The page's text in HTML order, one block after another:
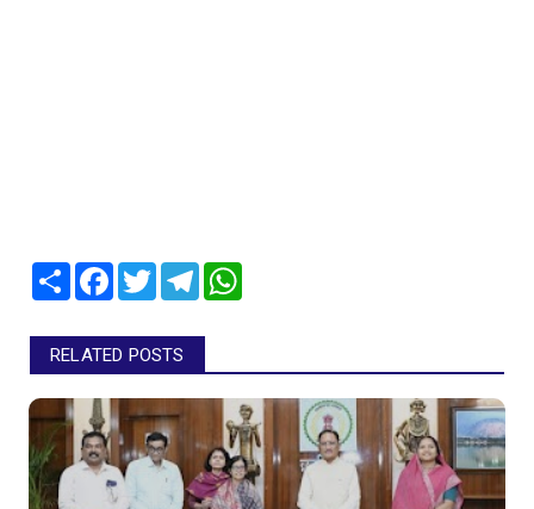
Share Facebook
TwitterTelegram
RELATED POSTS